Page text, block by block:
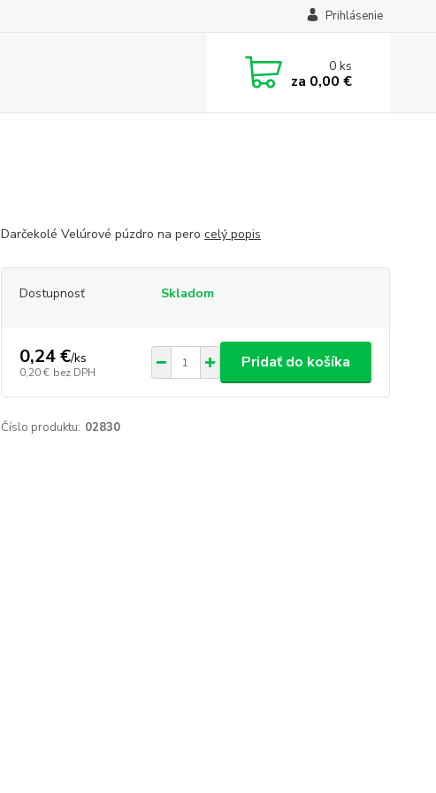
Prihlásenie
0ks
za 0,00 €
Darčekolé Velúrové púzdro na pero celý popis
Dostupnosť Skladom
0,24 €/ks
0,20 € bez DPH
Pridať do košíka
Číslo produktu: 02830